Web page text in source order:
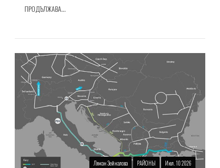
ПРОДЪЛЖАВА...
Ляман Зейналова РАЙОНЫ Июл. 10 2026